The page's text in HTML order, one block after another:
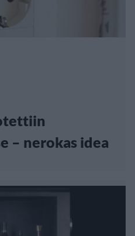
– nerokas idea